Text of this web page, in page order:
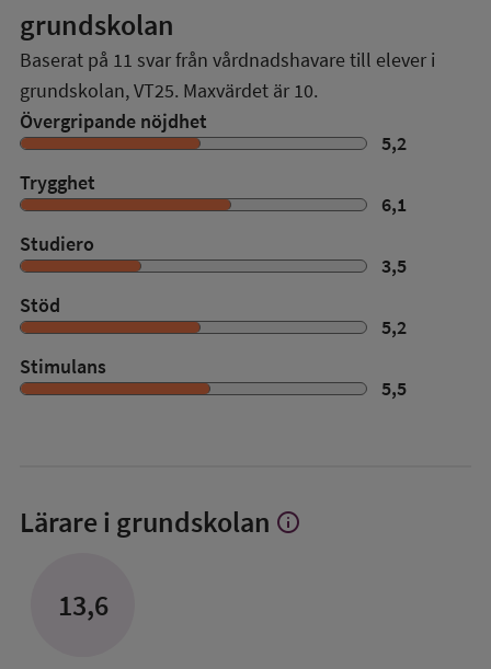
grundskolan
Baserat på 11 svar från vårdnadshavare till elever i
grundskolan,VT25. Maxvärdet är 10.
Övergripande nöjdhet
5,2
Trygghet
6,1
Studiero
3,5
Stöd
5,2
Stimulans
5,5
Lärare i grundskolan Visa
info
13,6